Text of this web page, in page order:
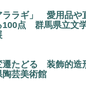
ララギ」 愛用品や
点 群馬県立文
たどる 装飾的造
芸美術館